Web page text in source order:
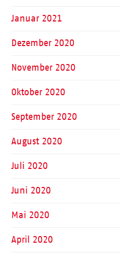
Januar 2021
Dezember 2020
November 2020
Oktober 2020
September 2020
August 2020
Juli 2020
Juni 2020
Mai 2020
April 2020